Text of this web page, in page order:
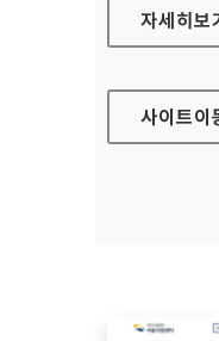
한국방송
자세히보
사이트이